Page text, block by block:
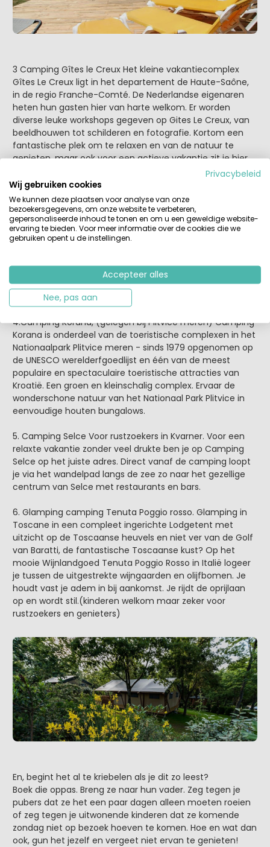
3 Camping Gîtes le Creux Het kleine vakantiecomplex
Gîtes Le Creux ligt in het departement de Haute-Saône,
in de regio Franche-Comté. De Nederlandse eigenaren
heten hun gasten hier van harte welkom. Er worden
diverse leuke workshops gegeven op Gites Le Creux, van
beeldhouwen tot schilderen en fotografie. Kortom een
fantastische plek om te relaxen en van de natuur te
genieten, maar ook voor een actieve vakantie zit je hier
goed! (geen echte voorzieningen voor jong gezinnen)
4.Camping Korana, (gelegen bij Plitvice meren) Camping
Korana is onderdeel van de toeristische complexen in het
Nationaalpark Plitvice meren - sinds 1979 opgenomen op
de UNESCO werelderfgoedlijst en één van de meest
populaire en spectaculaire toeristische attracties van
Kroatië. Een groen en kleinschalig complex. Ervaar de
wonderschone natuur van het Nationaal Park Plitvice in
eenvoudige houten bungalows.
5. Camping Selce Voor rustzoekers in Kvarner. Voor een
relaxte vakantie zonder veel drukte ben je op Camping
Selce op het juiste adres. Direct vanaf de camping loopt
je via het wandelpad langs de zee zo naar het gezellige
centrum van Selce met restaurants en bars.
6. Glamping camping Tenuta Poggio rosso. Glamping in
Toscane in een compleet ingerichte Lodgetent met
uitzicht op de Toscaanse heuvels en niet ver van de Golf
van Baratti, de fantastische Toscaanse kust? Op het
mooie Wijnlandgoed Tenuta Poggio Rosso in Italië logeer
je tussen de uitgestrekte wijngaarden en olijfbomen. Je
houdt vast je adem in bij aankomst. Je rijdt de oprijlaan
op en wordt stil.(kinderen welkom maar zeker voor
rustzoekers en genieters)
En, begint het al te kriebelen als je dit zo leest?
Boek die oppas. Breng ze naar hun vader. Zeg tegen je
pubers dat ze het een paar dagen alleen moeten roeien
of zeg tegen je uitwonende kinderen dat ze komende
zondag niet op bezoek hoeven te komen. Hoe en wat dan
ook, gun het jezelf en vergeet niet ervan te genieten!
Privacybeleid
Wij gebruiken cookies
We kunnen deze plaatsen voor analyse van onze
bezoekersgegevens, om onze website te verbeteren,
gepersonaliseerde inhoud te tonen en om u een geweldige website-
ervaring te bieden. Voor meer informatie over de cookies die we
gebruiken opent u de instellingen.
Accepteer alles
Nee, pas aan